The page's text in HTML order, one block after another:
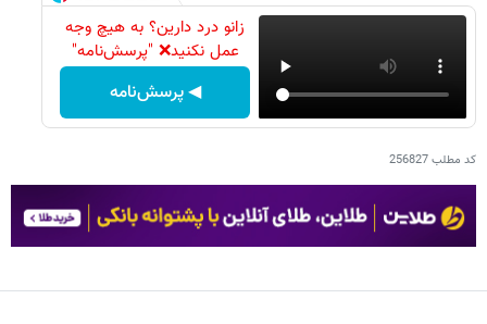
زانو درد دارین؟ به هیچ وجه
عمل نکنید❌ "پرسش‌نامه"
◀ پرسش‌نامه
کد مطلب256827